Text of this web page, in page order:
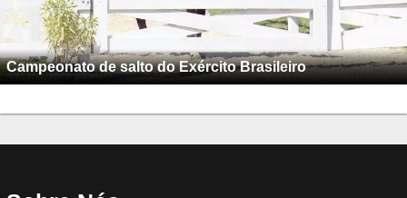
Campeonato de salto do Exército Brasileiro